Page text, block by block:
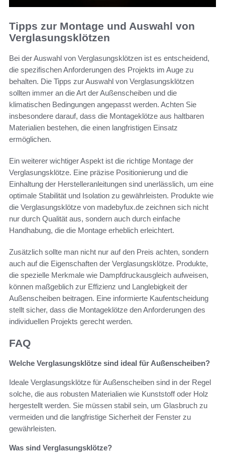
Tipps zur Montage und Auswahl von
Verglasungsklötzen
Bei der Auswahl von Verglasungsklötzen ist es entscheidend,
die spezifischen Anforderungen des Projekts im Auge zu
behalten. Die Tipps zur Auswahl von Verglasungsklötzen
sollten immer an die Art der Außenscheiben und die
klimatischen Bedingungen angepasst werden. Achten Sie
insbesondere darauf, dass die Montageklötze aus haltbaren
Materialien bestehen, die einen langfristigen Einsatz
ermöglichen.
Ein weiterer wichtiger Aspekt ist die richtige Montage der
Verglasungsklötze. Eine präzise Positionierung und die
Einhaltung der Herstelleranleitungen sind unerlässlich, um eine
optimale Stabilität und Isolation zu gewährleisten. Produkte wie
die Verglasungsklötze von madebyfux.de zeichnen sich nicht
nur durch Qualität aus, sondern auch durch einfache
Handhabung, die die Montage erheblich erleichtert.
Zusätzlich sollte man nicht nur auf den Preis achten, sondern
auch auf die Eigenschaften der Verglasungsklötze. Produkte,
die spezielle Merkmale wie Dampfdruckausgleich aufweisen,
können maßgeblich zur Effizienz und Langlebigkeit der
Außenscheiben beitragen. Eine informierte Kaufentscheidung
stellt sicher, dass die Montageklötze den Anforderungen des
individuellen Projekts gerecht werden.
FAQ
Welche Verglasungsklötze sind ideal für Außenscheiben?
Ideale Verglasungsklötze für Außenscheiben sind in der Regel
solche, die aus robusten Materialien wie Kunststoff oder Holz
hergestellt werden. Sie müssen stabil sein, um Glasbruch zu
vermeiden und die langfristige Sicherheit der Fenster zu
gewährleisten.
Was sind Verglasungsklötze?